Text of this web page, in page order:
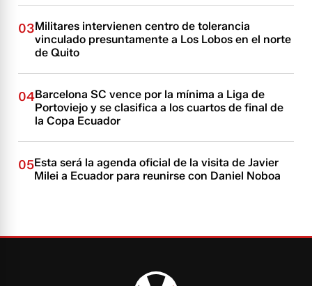
03Militares intervienen centro de tolerancia
vinculado presuntamente a Los Lobos en el norte
de Quito
04Barcelona SC vence por la mínima a Liga de
Portoviejo y se clasifica a los cuartos de final de
la Copa Ecuador
05Esta será la agenda oficial de la visita de Javier
Milei a Ecuador para reunirse con Daniel Noboa